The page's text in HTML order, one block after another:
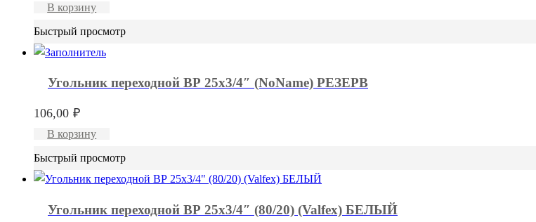
В корзину
Быстрый просмотр
Угольник переходной ВР 25х3/4″ (NoName) РЕЗЕРВ
106,00 ₽
В корзину
Быстрый просмотр
Угольник переходной ВР 25х3/4″ (80/20) (Valfex) БЕЛЫЙ